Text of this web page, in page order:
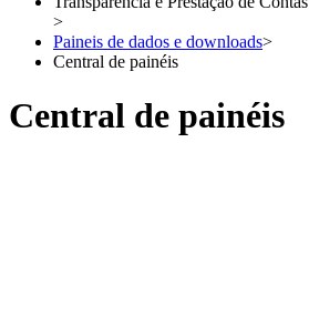
>
Paineis de dados e downloads>
Central de painéis
Central de painéis